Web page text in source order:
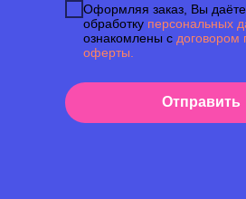
Оформляя заказ, Вы даёте
обработку персональных
ознакомлены с договором
оферты.
Отправить